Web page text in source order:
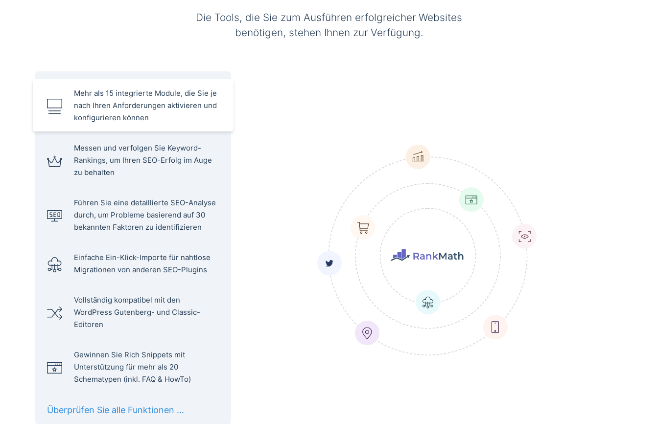
Die Tools, die Sie zum Ausführen erfolgreicher Websites
benötigen, stehen Ihnen zur Verfügung.
Mehr als 15 integrierte Module, die Sie je
nach Ihren Anforderungen aktivieren und
konfigurieren können
Messen und verfolgen Sie Keyword-
Rankings, um Ihren SEO-Erfolg im Auge
zu behalten
Führen Sie eine detaillierte SEO-Analyse
durch, um Probleme basierend auf 30
bekannten Faktoren zu identifizieren
Einfache Ein-Klick-Importe für nahtlose
Migrationen von anderen SEO-Plugins
Vollständig kompatibel mit den
WordPress Gutenberg- und Classic-
Editoren
Gewinnen Sie Rich Snippets mit
Unterstützung für mehr als 20
Schematypen (inkl. FAQ & HowTo)
Überprüfen Sie alle Funktionen ...